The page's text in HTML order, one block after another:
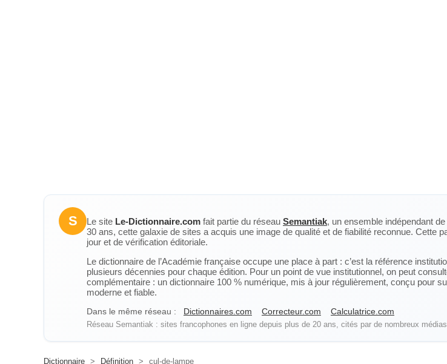
S Le site Le-Dictionnaire.com fait partie du réseau Semantiak, un ensemble indépendant
30 ans, cette galaxie de sites a acquis une image de qualité et de fiabilité reconnue. Cette
jour et de vérification éditoriale.
Le dictionnaire de l’Académie française occupe une place à part : c’est la référence
plusieurs décennies pour chaque édition. Pour un point de vue institutionnel, on peut
complémentaire : un dictionnaire 100 % numérique, mis à jour régulièrement, conçu pour
moderne et fiable.
Dans le même réseau : Dictionnaires.com Correcteur.com Calculatrice.com
Réseau Semantiak : sites francophones en ligne depuis plus de 20 ans, cités par de nombreux
Dictionnaire > Définition > cul-de-lampe